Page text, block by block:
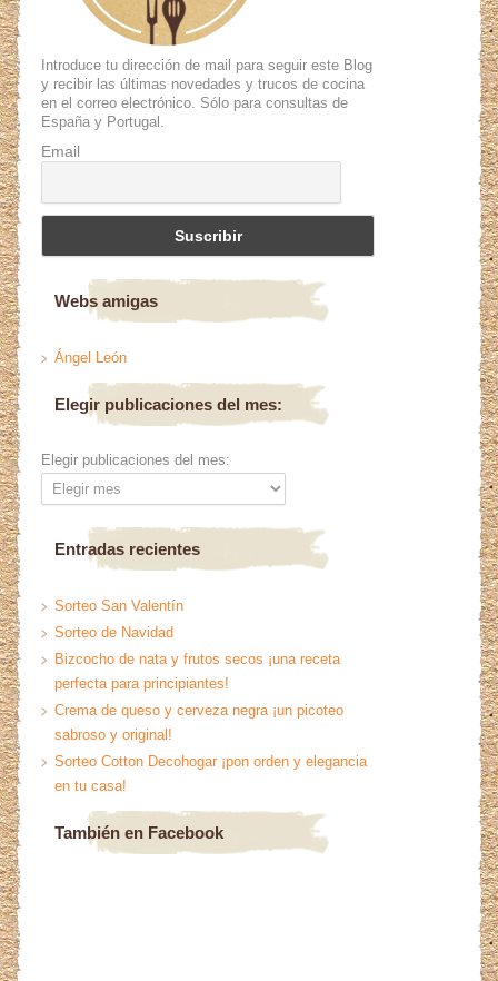
Introduce tu dirección de mail para seguir este Blog
y recibir las últimas novedades y trucos de cocina
en el correo electrónico. Sólo para consultas de
España y Portugal.
Email
Webs amigas
Ángel León
Elegir publicaciones del mes:
Elegir publicaciones del mes:
Entradas recientes
Sorteo San Valentín
Sorteo de Navidad
Bizcocho de nata y frutos secos ¡una receta
perfecta para principiantes!
Crema de queso y cerveza negra ¡un picoteo
sabroso y original!
Sorteo Cotton Decohogar ¡pon orden y elegancia
en tu casa!
También en Facebook